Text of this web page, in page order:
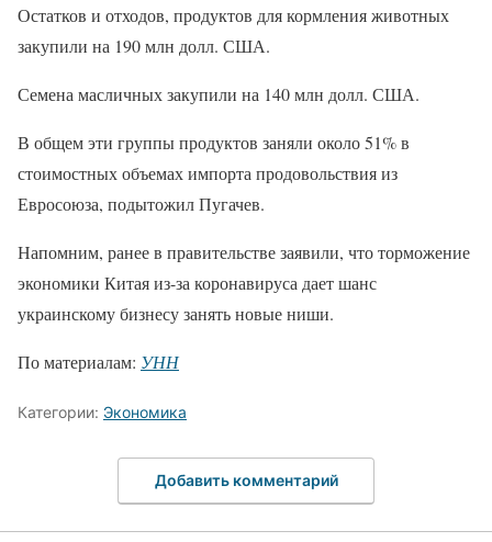
Остатков и отходов, продуктов для кормления животных
закупили на 190 млн долл. США.
Семена масличных закупили на 140 млн долл. США.
В общем эти группы продуктов заняли около 51% в
стоимостных объемах импорта продовольствия из
Евросоюза, подытожил Пугачев.
Напомним, ранее в правительстве заявили, что торможение
экономики Китая из-за коронавируса дает шанс
украинскому бизнесу занять новые ниши.
По материалам: УНН
Категории: Экономика
Добавить комментарий